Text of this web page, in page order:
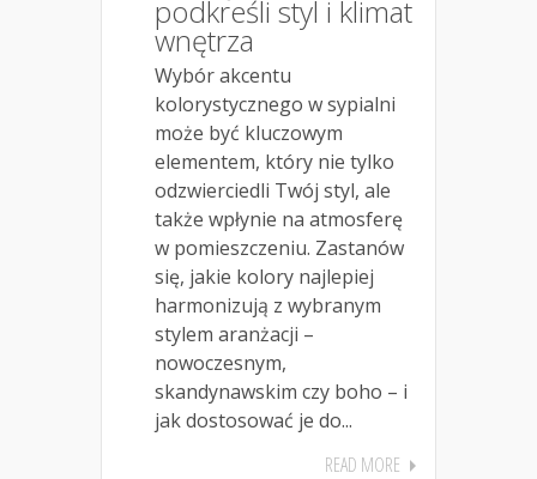
podkreśli styl i klimat
wnętrza
Wybór akcentu
kolorystycznego w sypialni
może być kluczowym
elementem, który nie tylko
odzwierciedli Twój styl, ale
także wpłynie na atmosferę
w pomieszczeniu. Zastanów
się, jakie kolory najlepiej
harmonizują z wybranym
stylem aranżacji –
nowoczesnym,
skandynawskim czy boho – i
jak dostosować je do...
READ MORE